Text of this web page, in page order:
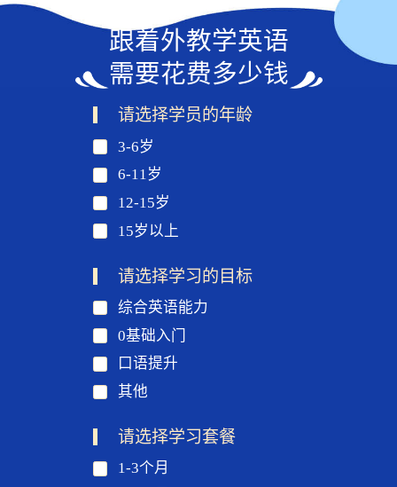
跟着外教学英语
需要花费多少钱
请选择学员的年龄
3-6岁
6-11岁
12-15岁
15岁以上
请选择学习的目标
综合英语能力
0基础入门
口语提升
其他
请选择学习套餐
1-3个月